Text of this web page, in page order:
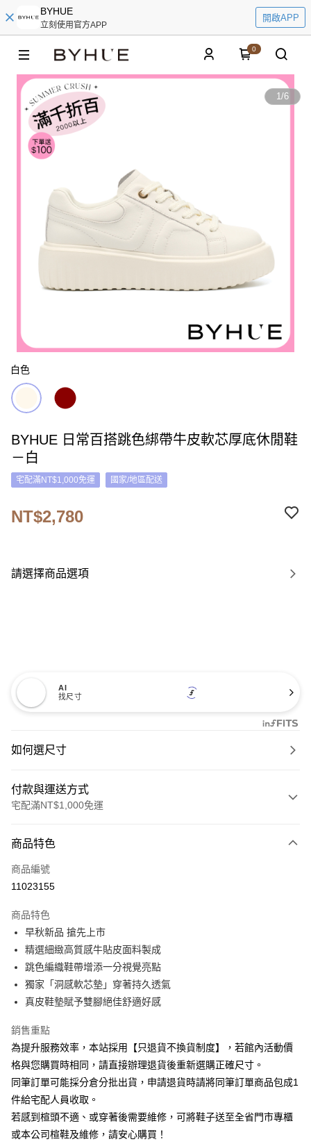
BYHUE
立刻使用官方APP
開啟APP
0
1/6
白色
BYHUE 日常百搭跳色綁帶牛皮軟芯厚底休閒鞋
－白
宅配滿NT$1,000免運 國家/地區配送
NT$2,780
請選擇商品選項
AI
找尺寸
如何選尺寸
付款與運送方式
宅配滿NT$1,000免運
信用卡一次付款
信用卡分期付款
合作金庫商業銀行
華南商業銀行
上海商業儲蓄銀行
國泰世華商業銀行
臺灣中小企業銀行
台中商業銀行
匯豐（台灣）商業銀行
聯邦商業銀行
元大商業銀行
台新國際商業銀行
中國信託商業銀行
台灣樂天信用卡公司
6 期 0 利率 每期
華南商業銀行
上海商業儲蓄銀行
國泰世華商業銀行
兆豐國際商業銀行
臺灣中小企業銀行
聯邦商業銀行
元大商業銀行
永豐商業銀行
玉山商業銀行
星展（台灣）商業銀行
台灣樂天信用卡公司
12 期 0 利率 每期
合作金庫商業銀行
上海商業儲蓄銀行
台北富邦商業銀行
國泰世華商業銀行
匯豐（台灣）商業銀行
聯邦商業銀行
遠東國際商業銀行
元大商業銀行
永豐商業銀行
玉山商業銀行
星展（台灣）商業銀行
台新國際商業銀行
LINE Pay
Apple Pay
悠遊付
Google Pay
ATM付款
運送方式
商品特色
商品編號
11023155
商品特色
早秋新品 搶先上市
精選細緻高質感牛貼皮面料製成
跳色編織鞋帶增添一分視覺亮點
獨家「洞感軟芯墊」穿著持久透氣
真皮鞋墊賦予雙腳絕佳舒適好感
銷售重點
為提升服務效率，本站採用【只退貨不換貨制度】，若館內活動價
格與您購買時相同，請直接辦理退貨後重新選購正確尺寸。
同筆訂單可能採分倉分批出貨，申請退貨時請將同筆訂單商品包成1
件給宅配人員收取。
若感到楦頭不適、或穿著後需要維修，可將鞋子送至全省門市專櫃
或本公司楦鞋及維修，請安心購買！